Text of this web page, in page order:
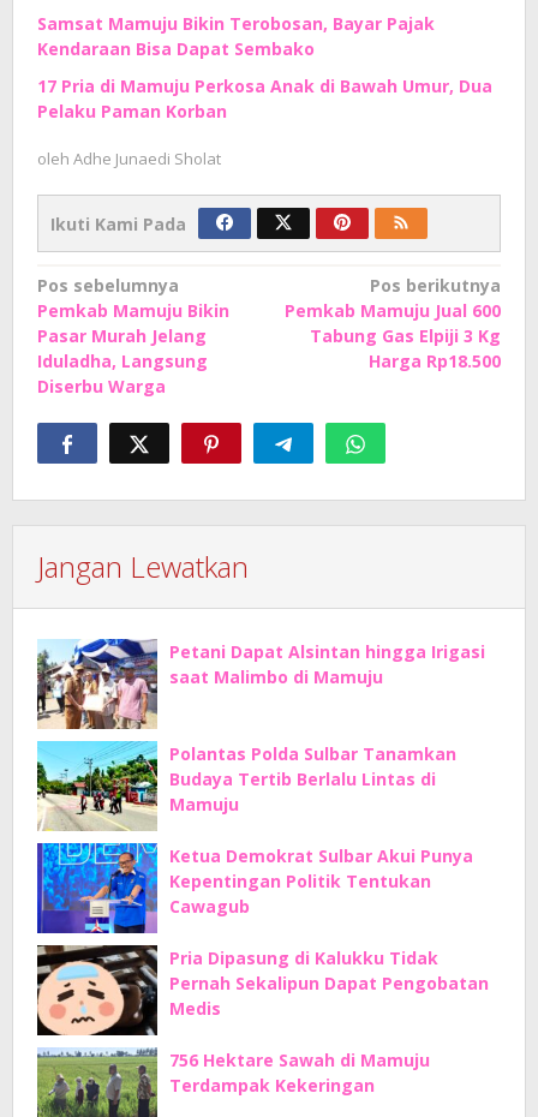
Samsat Mamuju Bikin Terobosan, Bayar Pajak
Kendaraan Bisa Dapat Sembako
17 Pria di Mamuju Perkosa Anak di Bawah Umur, Dua
Pelaku Paman Korban
oleh Adhe Junaedi Sholat
Ikuti Kami Pada
Navigasi
pos
Pos sebelumnya
Pemkab Mamuju Bikin
Pasar Murah Jelang
Iduladha, Langsung
Diserbu Warga
Pos berikutnya
Pemkab Mamuju Jual 600
Tabung Gas Elpiji 3 Kg
Harga Rp18.500
Jangan Lewatkan
Petani Dapat Alsintan hingga Irigasi
saat Malimbo di Mamuju
Polantas Polda Sulbar Tanamkan
Budaya Tertib Berlalu Lintas di
Mamuju
Ketua Demokrat Sulbar Akui Punya
Kepentingan Politik Tentukan
Cawagub
Pria Dipasung di Kalukku Tidak
Pernah Sekalipun Dapat Pengobatan
Medis
756 Hektare Sawah di Mamuju
Terdampak Kekeringan